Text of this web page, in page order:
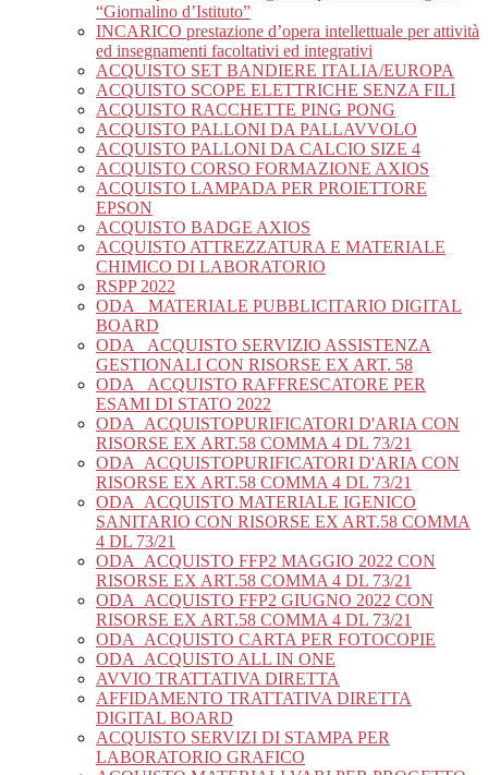
“Giornalino d’Istituto”
INCARICO prestazione d’opera intellettuale per attività
ed insegnamenti facoltativi ed integrativi
ACQUISTO SET BANDIERE ITALIA/EUROPA
ACQUISTO SCOPE ELETTRICHE SENZA FILI
ACQUISTO RACCHETTE PING PONG
ACQUISTO PALLONI DA PALLAVVOLO
ACQUISTO PALLONI DA CALCIO SIZE 4
ACQUISTO CORSO FORMAZIONE AXIOS
ACQUISTO LAMPADA PER PROIETTORE
EPSON
ACQUISTO BADGE AXIOS
ACQUISTO ATTREZZATURA E MATERIALE
CHIMICO DI LABORATORIO
RSPP 2022
ODA_ MATERIALE PUBBLICITARIO DIGITAL
BOARD
ODA_ ACQUISTO SERVIZIO ASSISTENZA
GESTIONALI CON RISORSE EX ART. 58
ODA_ ACQUISTO RAFFRESCATORE PER
ESAMI DI STATO 2022
ODA_ACQUISTOPURIFICATORI D'ARIA CON
RISORSE EX ART.58 COMMA 4 DL 73/21
ODA_ACQUISTOPURIFICATORI D'ARIA CON
RISORSE EX ART.58 COMMA 4 DL 73/21
ODA_ACQUISTO MATERIALE IGENICO
SANITARIO CON RISORSE EX ART.58 COMMA
4 DL 73/21
ODA_ACQUISTO FFP2 MAGGIO 2022 CON
RISORSE EX ART.58 COMMA 4 DL 73/21
ODA_ACQUISTO FFP2 GIUGNO 2022 CON
RISORSE EX ART.58 COMMA 4 DL 73/21
ODA_ACQUISTO CARTA PER FOTOCOPIE
ODA_ACQUISTO ALL IN ONE
AVVIO TRATTATIVA DIRETTA
AFFIDAMENTO TRATTATIVA DIRETTA
DIGITAL BOARD
ACQUISTO SERVIZI DI STAMPA PER
LABORATORIO GRAFICO